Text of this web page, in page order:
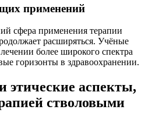
применений
сфера применения терапии
расширяться. Учёные
более широкого спектра
горизонты в здравоохранении.
этические аспекты,
стволовыми